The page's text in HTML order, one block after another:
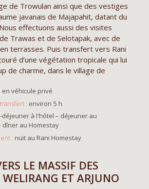
de Trowulan ainsi que des vestiges
javanais de Majapahit, datant du
effectuons aussi des visites
Trawas et de Selotapak, avec de
terrasses. Puis transfert vers Rani
d’une végétation tropicale qui lui
de charme, dans le village de
en véhicule privé
environ 5 h
déjeuner à l'hôtel – déjeuner au
dîner au Homestay
: nuit au Rani Homestay
LE MASSIF DES
ET ARJUNO